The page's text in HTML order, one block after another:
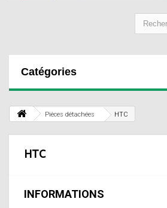
Catégories
Pièces détachées HTC
HTC
INFORMATIONS